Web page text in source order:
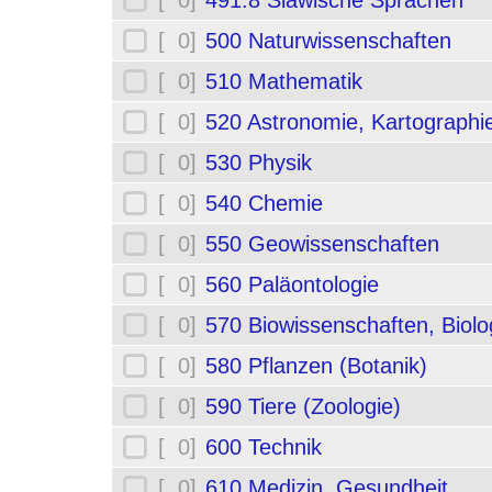
[ 0] 500 Naturwissenschaften
[ 0] 510 Mathematik
[ 0] 520 Astronomie,
[ 0] 530 Physik
[ 0] 540 Chemie
[ 0] 550 Geowissenschaften
[ 0] 560 Paläontologie
[ 0] 570 Biowissenschaften,
[ 0] 580 Pflanzen (Botanik)
[ 0] 590 Tiere (Zoologie)
[ 0] 600 Technik